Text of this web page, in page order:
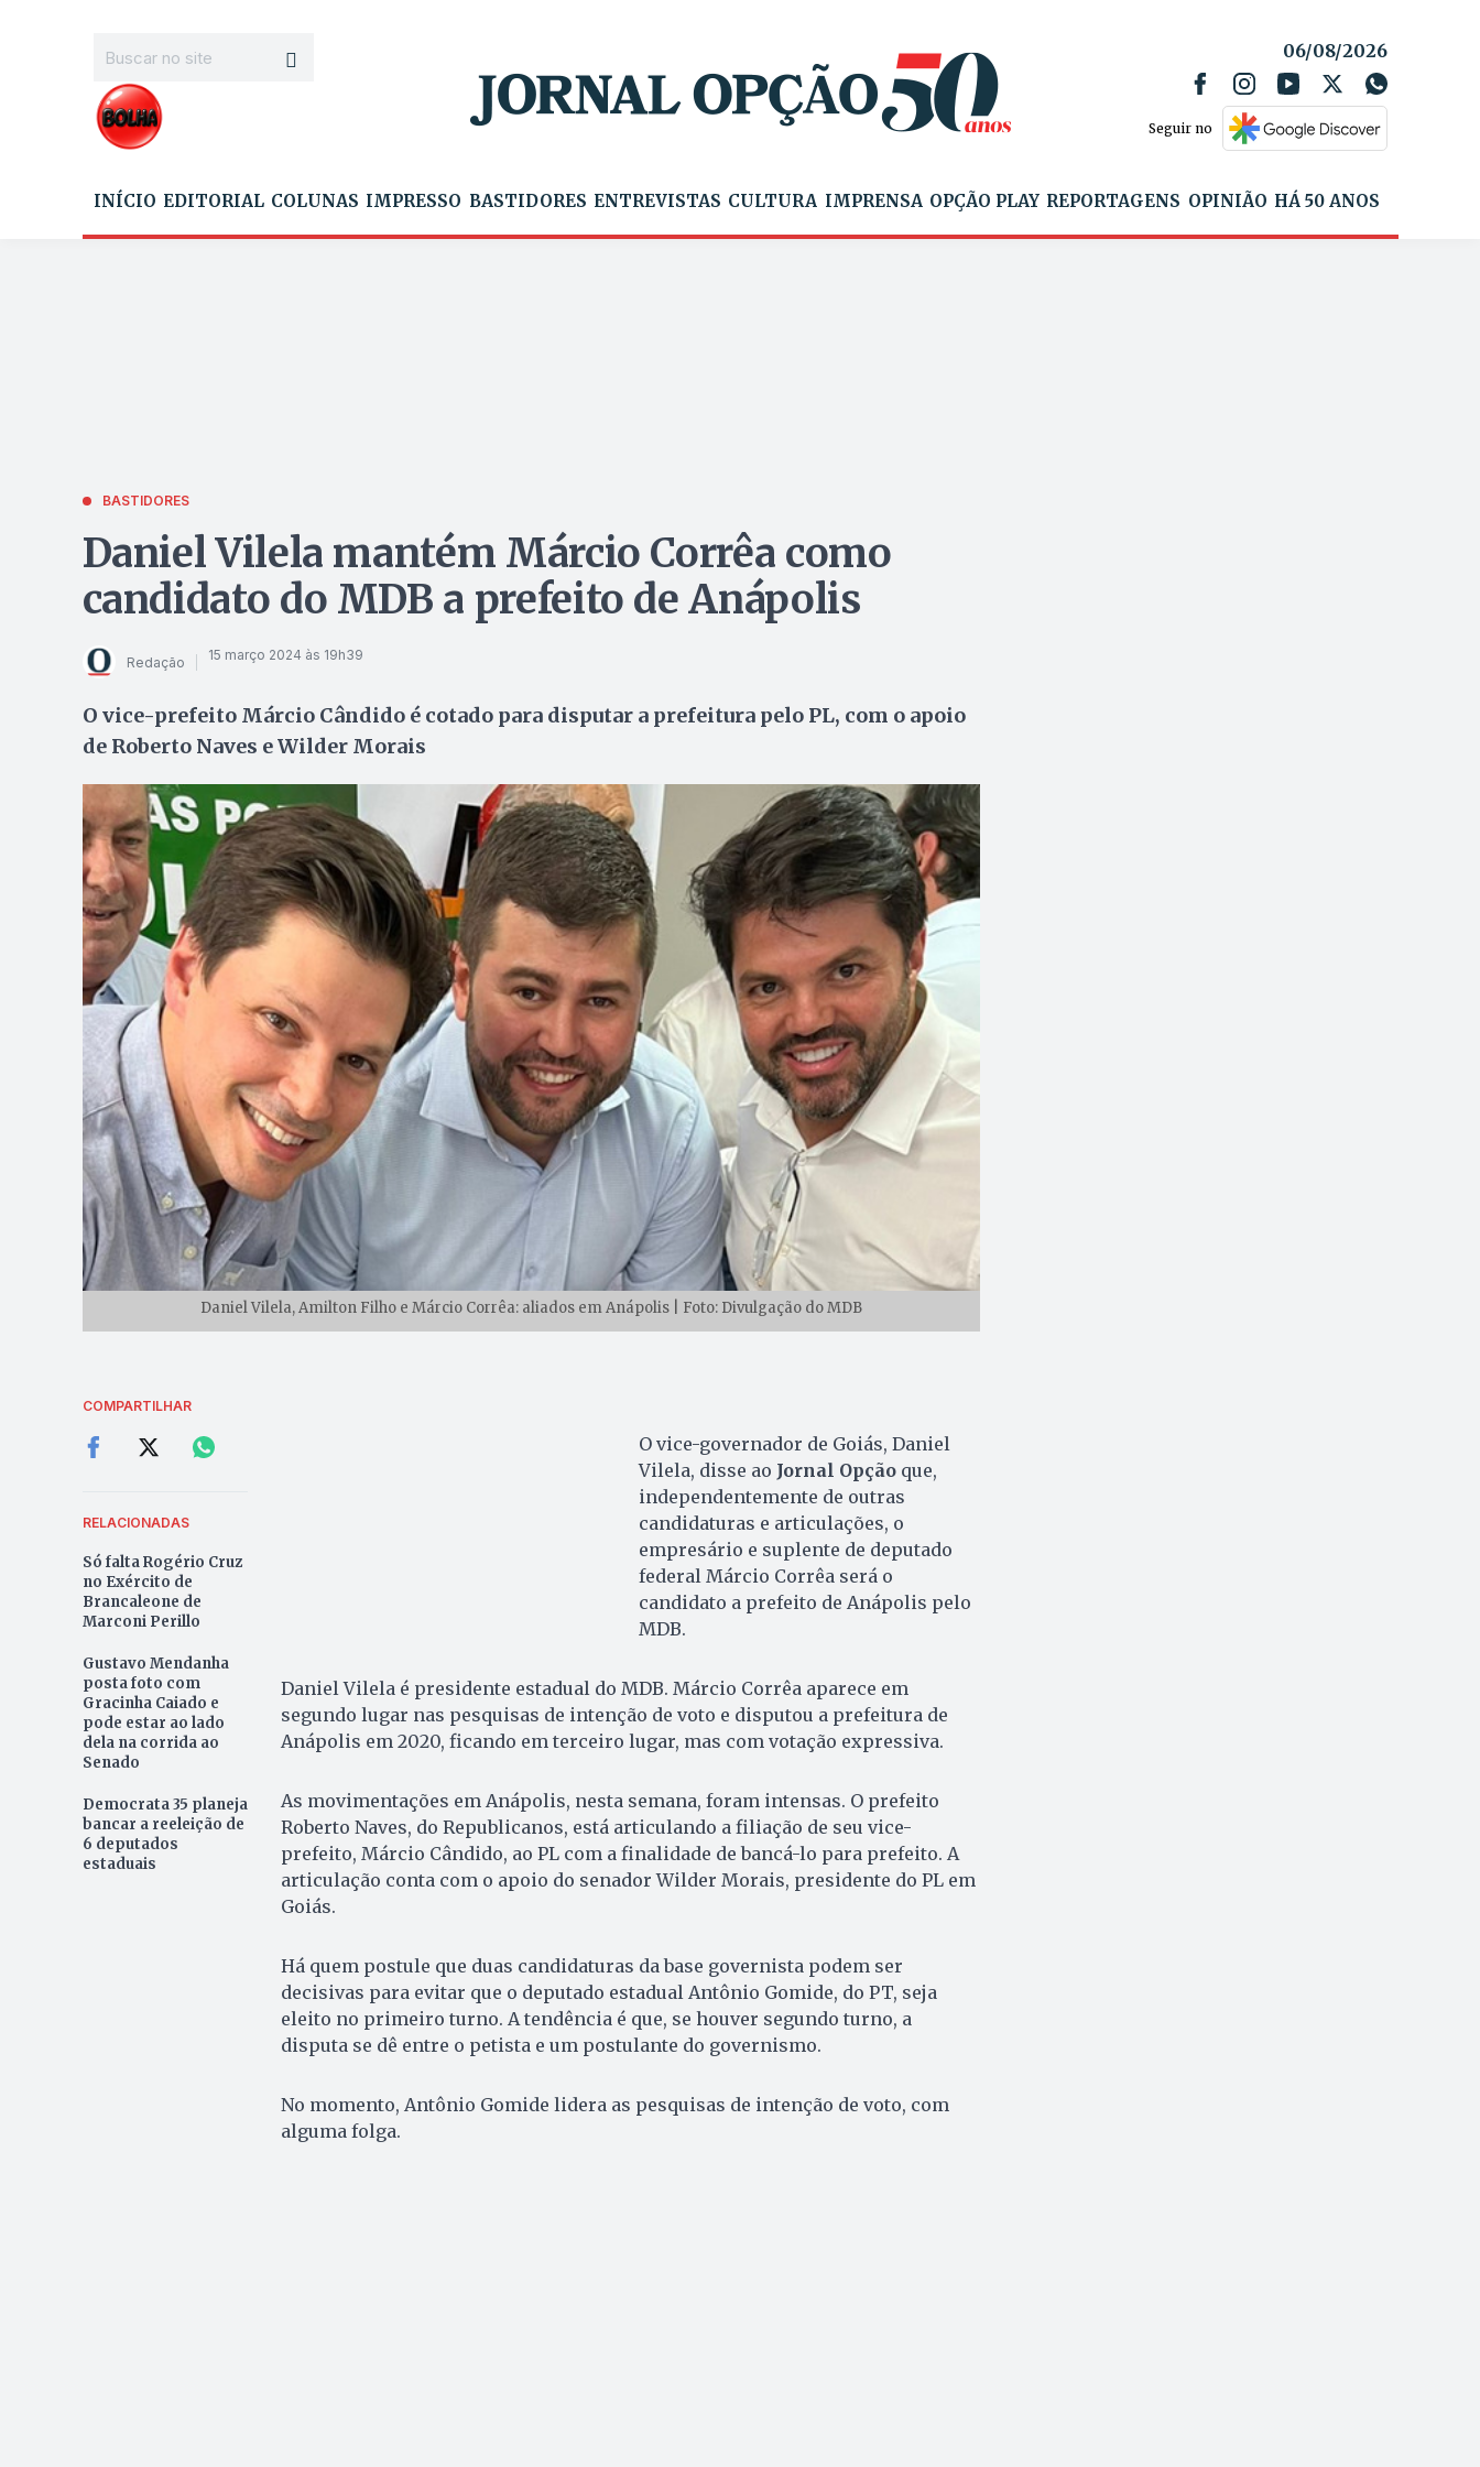
06/08/2026
Seguir no
INÍCIO EDITORIAL COLUNAS IMPRESSO BASTIDORES ENTREVISTAS CULTURA IMPRENSA OPÇÃO PLAY REPORTAGENS OPINIÃO HÁ 50 ANOS
BASTIDORES
Daniel Vilela mantém Márcio Corrêa como
candidato do MDB a prefeito de Anápolis
Redação 15 março 2024 às 19h39
O vice-prefeito Márcio Cândido é cotado para disputar a prefeitura pelo PL, com o apoio
de Roberto Naves e Wilder Morais
Daniel Vilela, Amilton Filho e Márcio Corrêa: aliados em Anápolis | Foto: Divulgação do MDB
COMPARTILHAR
RELACIONADAS
Só falta Rogério Cruz
no Exército de
Brancaleone de
Marconi Perillo
Gustavo Mendanha
posta foto com
Gracinha Caiado e
pode estar ao lado
dela na corrida ao
Senado
Democrata 35 planeja
bancar a reeleição de
6 deputados
estaduais
O vice-governador de Goiás, Daniel
Vilela, disse ao Jornal Opçãoque,
independentemente de outras
candidaturas e articulações, o
empresário e suplente de deputado
federal Márcio Corrêa será o
candidato a prefeito de Anápolis pelo
MDB.
Daniel Vilela é presidente estadual do MDB. Márcio Corrêa aparece em
segundo lugar nas pesquisas de intenção de voto e disputou a prefeitura de
Anápolis em 2020, ficando em terceiro lugar, mas com votação expressiva.
As movimentações em Anápolis, nesta semana, foram intensas. O prefeito
Roberto Naves, do Republicanos, está articulando a filiação de seu vice-
prefeito, Márcio Cândido, ao PL com a finalidade de bancá-lo para prefeito. A
articulação conta com o apoio do senador Wilder Morais, presidente do PL em
Goiás.
Há quem postule que duas candidaturas da base governista podem ser
decisivas para evitar que o deputado estadual Antônio Gomide, do PT, seja
eleito no primeiro turno. A tendência é que, se houver segundo turno, a
disputa se dê entre o petista e um postulante do governismo.
No momento, Antônio Gomide lidera as pesquisas de intenção de voto, com
alguma folga.